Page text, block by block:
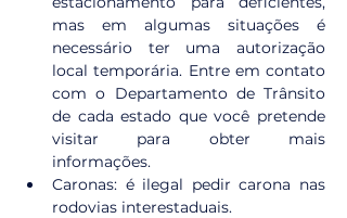
mas em algumas situações é
necessário ter uma autorização
local temporária. Entre em contato
com o Departamento de Trânsito
de cada estado que você pretende
visitar para obter mais
informações.
Caronas: é ilegal pedir carona nas
rodovias interestaduais.